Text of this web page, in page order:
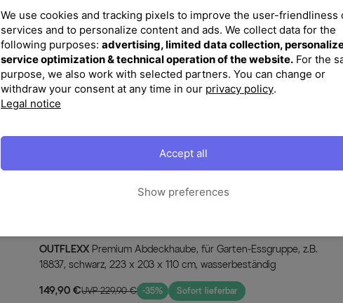
Für die Gartenmöbel von
durch Ihre Haltbarkeit
diesen hohen Standard
Frost geschützt.
Stapelbare Sessel
Die Sessel lassen sich
platzsparend verstauen.
Die Möbel verfügen
Die Möbel von Hartman
das zu einem Top-Preis.
Perfekt ausgestattet -
Bei dieser tollen
statten Sie Ihren Garten
noch mit weiteren
Textil Material:
OUTFLEXX
18837, schwarz, 223 x 203 x 110 cm, wasserbeständig
149,90 €UVP 229,90 € -35% Sofort lieferbar
We use cookies and tracking pixels to improve the user-friendliness
services and to personalize content and ads. We collect data for the
following purposes: advertising, limited data collection,
service optimization & technical operation of the website. For the
purpose, we also work with selected partners. You can change or
withdraw your consent at any time in our privacy policy.
Legal notice
Show preferences
Accept all